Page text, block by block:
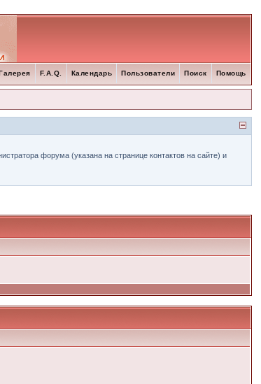
Помощь
Поиск
Пользователи
Календарь
F.A.Q.
форума (указана на странице контактов на сайте) и